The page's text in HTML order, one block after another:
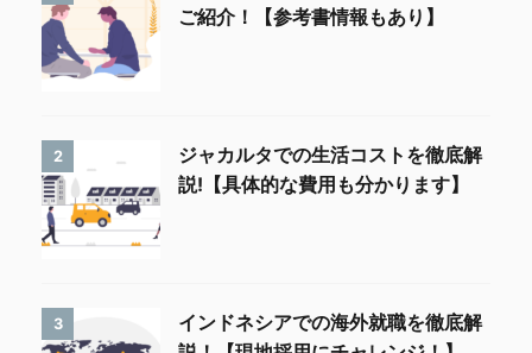
ご紹介！【参考書情報もあり】
2
ジャカルタでの生活コストを徹底解
説!【具体的な費用も分かります】
3
インドネシアでの海外就職を徹底解